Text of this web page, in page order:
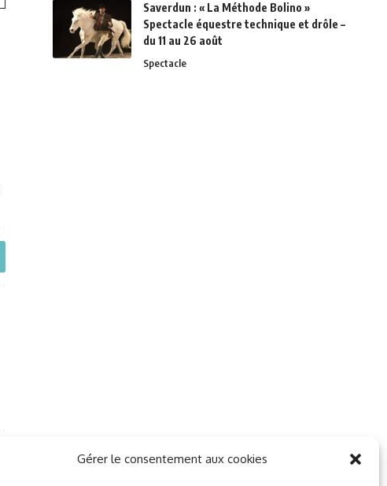
Gérer le consentement aux cookies
Saverdun : « La Méthode Bolino »
Spectacle équestre technique et drôle –
du 11 au 26 août
Spectacle